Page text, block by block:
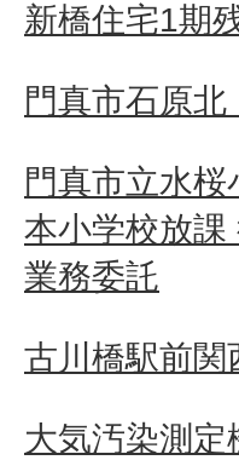
新橋住宅1期
門真市石原
門真市立水
本小学校放
業務委託
古川橋駅前
大気汚染測